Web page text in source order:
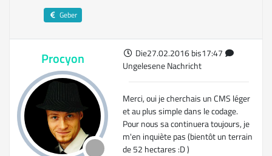
Geber
Procyon
Die27.02.2016 bis17:47
Ungelesene Nachricht
Merci, oui je cherchais un CMS léger
et au plus simple dans le codage.
Pour nous sa continuera toujours, je
m'en inquiète pas (bientôt un terrain
de 52 hectares :D )